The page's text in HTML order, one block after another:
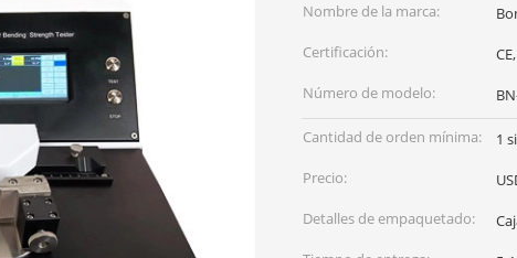
Nombre de la marca:
Certificación:
Número de modelo:
Cantidad de orden mínima:
1
Precio:
Detalles de empaquetado: